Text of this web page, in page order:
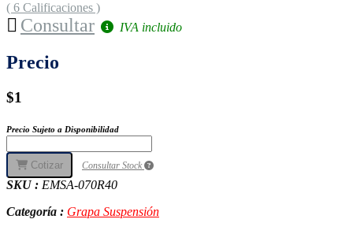
( 6 Calificaciones )
Consultar IVA incluido
Precio
$1
Precio Sujeto a Disponibilidad
Cotizar Consultar Stock
SKU : EMSA-070R40
Categoría : Grapa Suspensión